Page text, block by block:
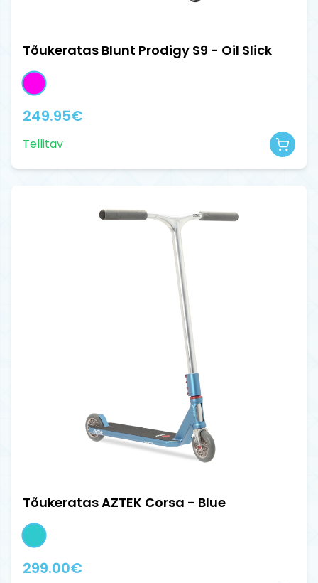
Tõukeratas Blunt Prodigy S9 - Oil Slick
249.95€
Tellitav
Tõukeratas AZTEK Corsa - Blue
299.00€